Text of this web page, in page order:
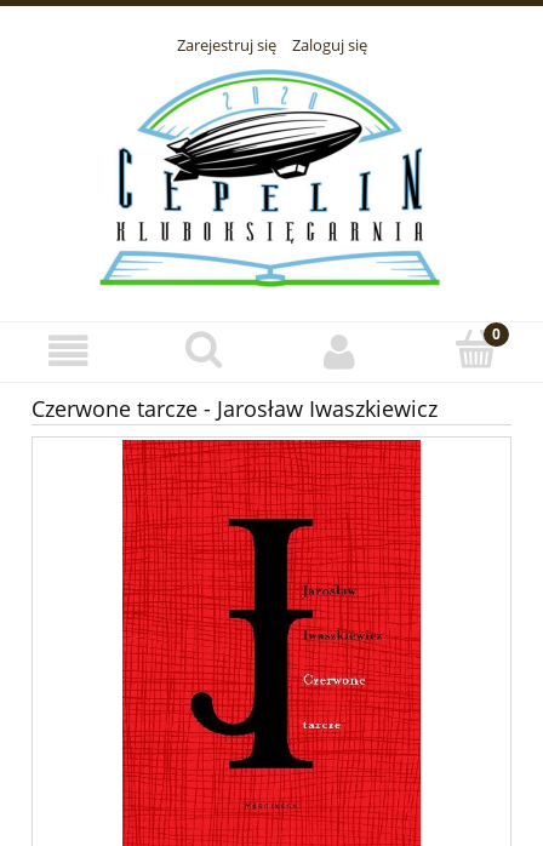
Zarejestruj się Zaloguj się
Czerwone tarcze - Jarosław Iwaszkiewicz